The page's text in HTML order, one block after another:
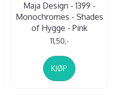
Maja Design - 1399 -
Monochromes - Shades
of Hygge - Pink
11,50,-
KJØP